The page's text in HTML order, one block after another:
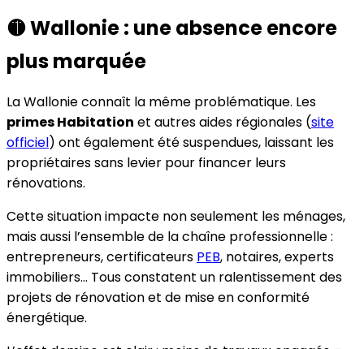
🟡 Wallonie : une absence encore
plus marquée
La Wallonie connaît la même problématique. Les
primes Habitation et autres aides régionales (site
officiel) ont également été suspendues, laissant les
propriétaires sans levier pour financer leurs
rénovations.
Cette situation impacte non seulement les ménages,
mais aussi l’ensemble de la chaîne professionnelle :
entrepreneurs, certificateurs PEB, notaires, experts
immobiliers… Tous constatent un ralentissement des
projets de rénovation et de mise en conformité
énergétique.